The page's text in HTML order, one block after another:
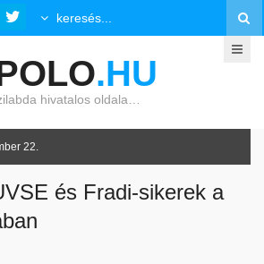
.HU
hivatalos oldala…
22.
és Fradi-sikerek a